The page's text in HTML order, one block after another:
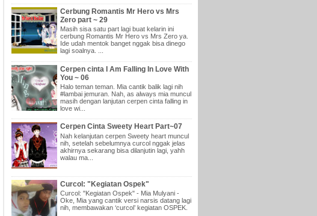
Cerbung Romantis Mr Hero vs Mrs
Zero part ~ 29
Masih sisa satu part lagi buat kelarin ini
cerbung Romantis Mr Hero vs Mrs Zero ya.
Ide udah mentok banget nggak bisa dinego
lagi soalnya. ...
Cerpen cinta I Am Falling In Love With
You ~ 06
Halo teman teman. Mia cantik balik lagi nih
#lambai jemuran. Nah, as always mia muncul
masih dengan lanjutan cerpen cinta falling in
love wi...
Cerpen Cinta Sweety Heart Part~07
Nah kelanjutan cerpen Sweety heart muncul
nih, setelah sebelumnya curcol nggak jelas
akhirnya sekarang bisa dilanjutin lagi, yahh
walau ma...
Curcol: "Kegiatan Ospek"
Curcol: "Kegiatan Ospek" - Mia Mulyani -
Oke, Mia yang cantik versi narsis datang lagi
nih, membawakan ‘curcol’ kegiatan OSPEK.